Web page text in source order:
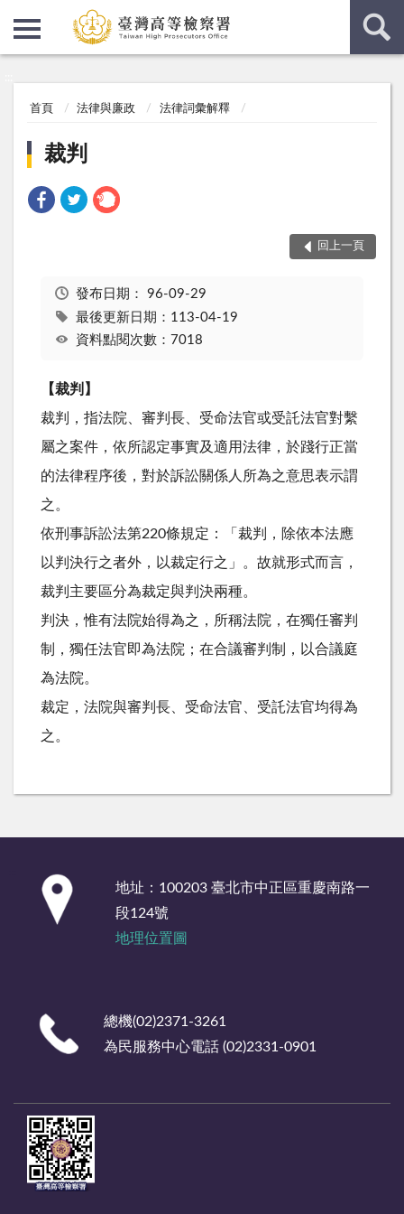
首頁 法律與廉政 法律詞彙解釋
裁判
回上一頁
發布日期： 96-09-29
最後更新日期：113-04-19
資料點閱次數：7018
【裁判】
裁判，指法院、審判長、受命法官或受託法官對繫
屬之案件，依所認定事實及適用法律，於踐行正當
的法律程序後，對於訴訟關係人所為之意思表示謂
之。
依刑事訴訟法第220條規定：「裁判，除依本法應
以判決行之者外，以裁定行之」。故就形式而言，
裁判主要區分為裁定與判決兩種。
判決，惟有法院始得為之，所稱法院，在獨任審判
制，獨任法官即為法院；在合議審判制，以合議庭
為法院。
裁定，法院與審判長、受命法官、受託法官均得為
之。
地址：100203 臺北市中正區重慶南路一
段124號
地理位置圖
總機(02)2371-3261
為民服務中心電話 (02)2331-0901